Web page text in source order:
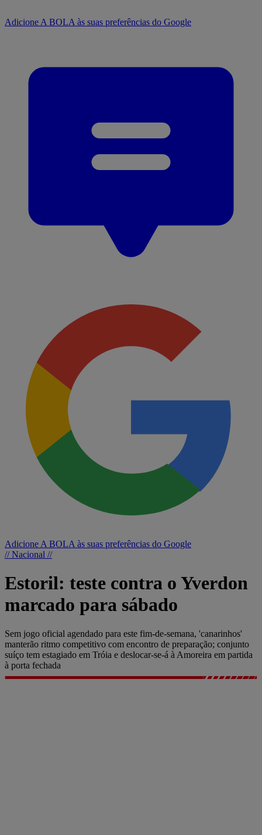
Adicione A BOLA às suas preferências do Google
Adicione A BOLA às suas preferências do Google
// Nacional //
Estoril: teste contra o Yverdon
marcado para sábado
Sem jogo oficial agendado para este fim-de-semana, 'canarinhos'
manterão ritmo competitivo com encontro de preparação; conjunto
suíço tem estagiado em Tróia e deslocar-se-á à Amoreira em partida
à porta fechada